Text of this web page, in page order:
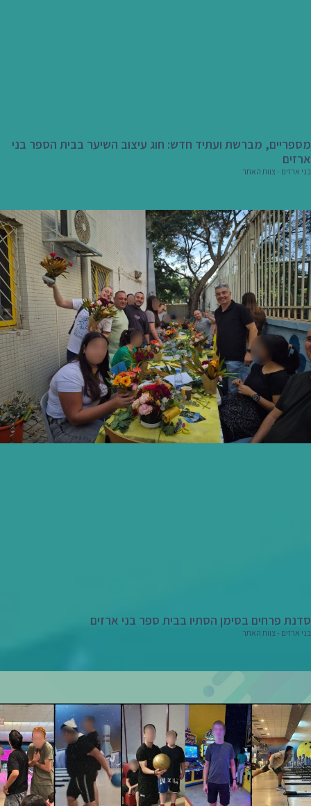
מספריים, מברשת ועתיד חדש: חוג עיצוב השיער בבית הספר בני
ארזים
בני ארזים - צוות האתר
סדנת פרחים בסימן הסתיו בבית ספר בני ארזים
בני ארזים - צוות האתר